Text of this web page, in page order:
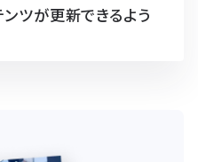
ツが更新できるよう